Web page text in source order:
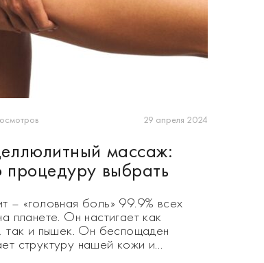
29 апреля 2024
массаж:
процедуру выбрать
– «головная боль» 99.9% всех
планете. Он настигает как
так и пышек. Он беспощаден
структуру нашей кожи и